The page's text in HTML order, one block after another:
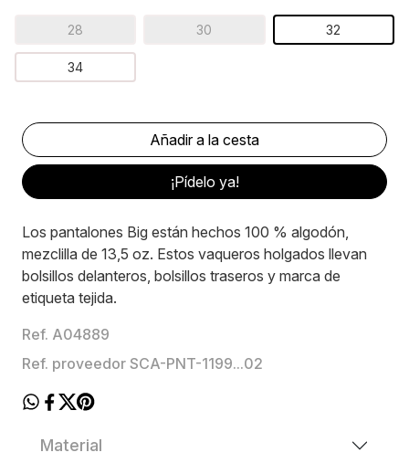
28 30 32
34
¡Pídelo ya!
Los pantalones Big están hechos 100 % algodón,
mezclilla de 13,5 oz. Estos vaqueros holgados llevan
bolsillos delanteros, bolsillos traseros y marca de
etiqueta tejida.
Ref. A04889
Ref. proveedor SCA-PNT-1199...02
Material